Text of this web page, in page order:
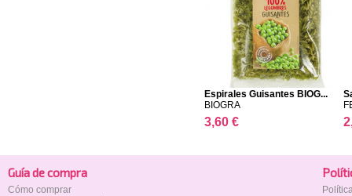
Espirales Guisantes BIOG...
BIOGRA
3,60 €
Guía de compra
Cómo comprar